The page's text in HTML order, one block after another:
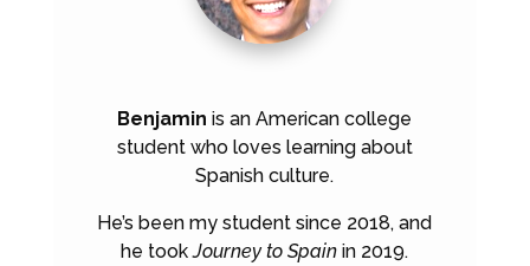
Benjamin is an American college
student who loves learning about
Spanish culture.
He’s been my student since 2018, and
he tookJourney to Spain in 2019.